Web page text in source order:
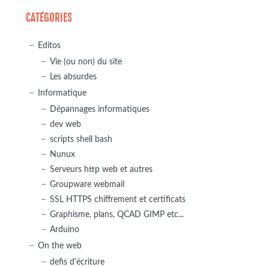
CATÉGORIES
Editos
Vie (ou non) du site
Les absurdes
Informatique
Dépannages informatiques
dev web
scripts shell bash
Nunux
Serveurs http web et autres
Groupware webmail
SSL HTTPS chiffrement et certificats
Graphisme, plans, QCAD GIMP etc...
Arduino
On the web
defis d'écriture